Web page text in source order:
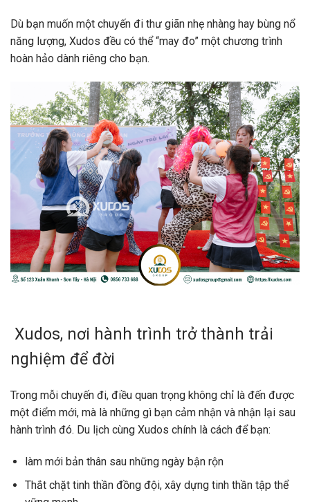
Dù bạn muốn một chuyến đi thư giãn nhẹ nhàng hay bùng nổ
năng lượng, Xudos đều có thể “may đo” một chương trình
hoàn hảo dành riêng cho bạn.
Xudos, nơi hành trình trở thành trải
nghiệm để đời
Trong mỗi chuyến đi, điều quan trọng không chỉ là đến được
một điểm mới, mà là những gì bạn cảm nhận và nhận lại sau
hành trình đó. Du lịch cùng Xudos chính là cách để bạn:
làm mới bản thân sau những ngày bận rộn
Thắt chặt tinh thần đồng đội, xây dựng tinh thần tập thể